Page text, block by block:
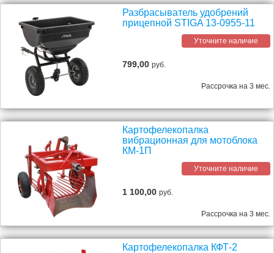
Разбрасыватель удобрений
прицепной STIGA 13-0955-11
Уточните наличие
799,00руб.
Рассрочка на 3 мес.
Картофелекопалка
вибрационная для мотоблока
КМ-1П
Уточните наличие
1 100,00руб.
Рассрочка на 3 мес.
Картофелекопалка КФТ-2